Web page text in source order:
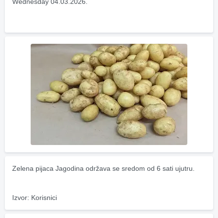
Zelena pijaca Jagodina održava se sredom od 6 sati ujutru.
Izvor: Korisnici